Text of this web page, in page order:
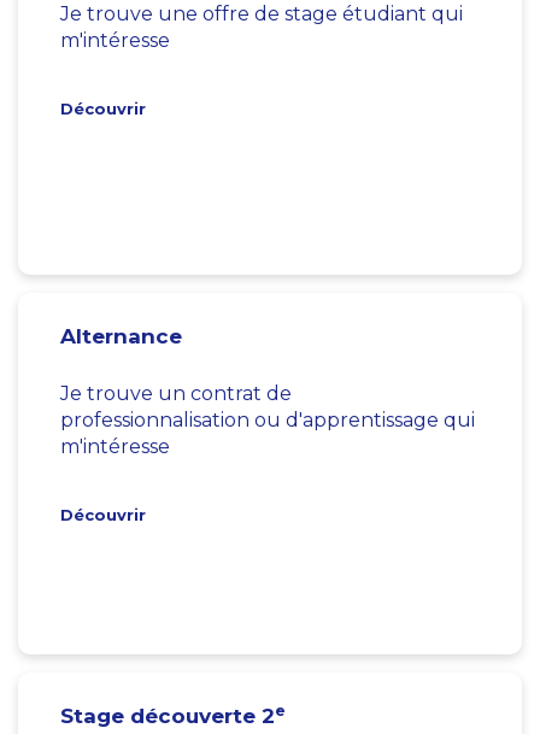
Je trouve une offre de stage étudiant qui
m'intéresse
Découvrir
Alternance
Je trouve un contrat de
professionnalisation ou d'apprentissage qui
m'intéresse
Découvrir
Stage découverte 2e